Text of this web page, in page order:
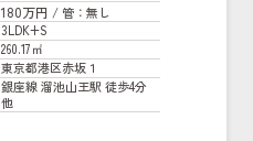
180万円 / 管：無し
3LDK+S
260.17㎡
東京都港区赤坂１
銀座線 溜池山王駅 徒歩4分
他